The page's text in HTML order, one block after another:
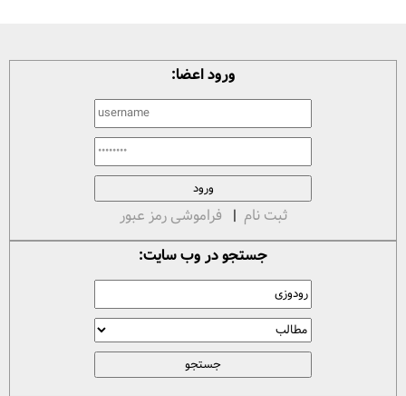
ورود اعضا:
ثبت نام | فراموشی رمز عبور
جستجو در وب سایت: